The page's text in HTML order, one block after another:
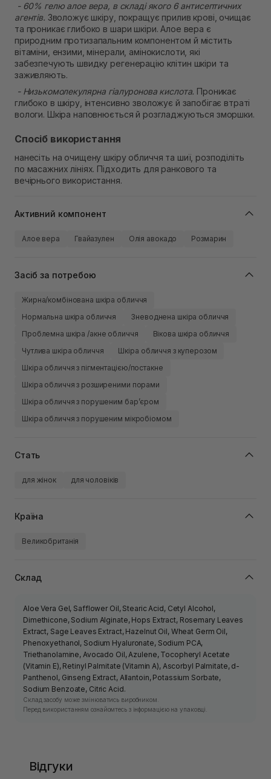
- 60% гелю алое вера, в складі якого 6 антисептичних
агентів. Зволожує шкіру, покращує прилив крові, очищає
та проникає глибоко в шари шкіри. Алое вера є
природним протизапальним компонентом й містить
вітаміни, ензими, мінерали, амінокислоти, які
забезпечують швидку регенерацію клітин шкіри та
заживляють.
- Низькомолекулярна гіалуронова кислота. Проникає
глибоко в шкіру, інтенсивно зволожує й запобігає втраті
вологи. Шкіра наповнюється й розгладжуються зморшки.
Спосіб використання
нанесіть на очищену шкіру обличчя та шиї, розподіліть
по масажних лініях. Підходить для ранкового та
вечірнього використання.
Активний компонент
Алое вера Гвайазулен Олія авокадо Розмарин
Засіб за потребою
Жирна/комбінована шкіра обличчя
Нормальна шкіра обличчя
Зневоднена шкіра обличчя
Проблемна шкіра /акне обличчя
Вікова шкіра обличчя
Чутлива шкіра обличчя
Шкіра обличчя з куперозом
Шкіра обличчя з пігментацією/постакне
Шкіра обличчя з розширеними порами
Шкіра обличчя з порушеним барʼєром
Шкіра обличчя з порушеним мікробіомом
Стать
для жінок для чоловіків
Країна
Великобританія
Склад
Aloe Vera Gel, Safflower Oil, Stearic Acid, Cetyl Alcohol,
Dimethicone, Sodium Alginate, Hops Extract, Rosemary Leaves
Extract, Sage Leaves Extract, Hazelnut Oil, Wheat Germ Oil,
Phenoxyethanol, Sodium Hyaluronate, Sodium PCA,
Triethanolamine, Avocado Oil, Azulene, Tocopheryl Acetate
(Vitamin E), Retinyl Palmitate (Vitamin A), Ascorbyl Palmitate, d-
Panthenol, Ginseng Extract, Allantoin, Potassium Sorbate,
Sodium Benzoate, Citric Acid.
Склад засобу може змінюватись виробником.
Перед використанням ознайомтесь з інформацією на упаковці.
Відгуки